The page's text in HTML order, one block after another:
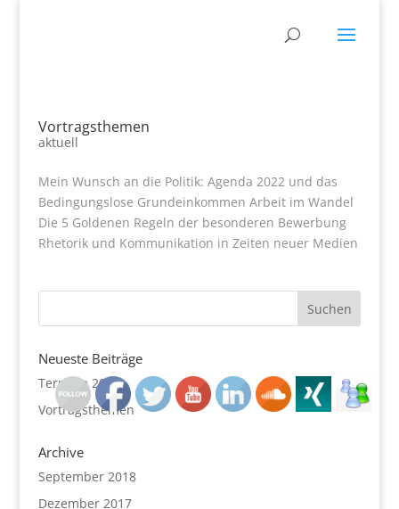
Vortragsthemen
aktuell
Mein Wunsch an die Politik: Agenda 2022 und das
Bedingungslose Grundeinkommen Arbeit im Wandel
Die 5 Goldenen Regeln der besonderen Bewerbung
Rhetorik und Kommunikation in Zeiten neuer Medien
Neueste Beiträge
Termine 2020
Vortragsthemen
Archive
September 2018
Dezember 2017